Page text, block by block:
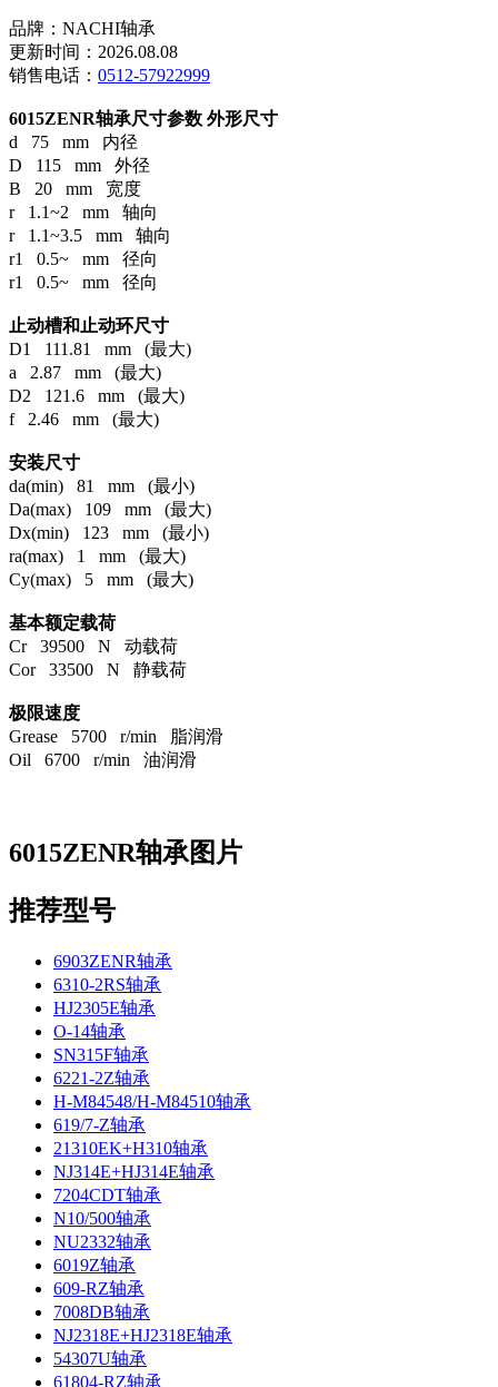
品牌：NACHI轴承
更新时间：2026.08.08
销售电话： 0512-57922999
6015ZENR轴承尺寸参数 外形尺寸
d 75 mm 内径
D 115 mm 外径
B 20 mm 宽度
r 1.1~2 mm 轴向
r 1.1~3.5 mm 轴向
r1 0.5~ mm 径向
r1 0.5~ mm 径向
止动槽和止动环尺寸
D1 111.81 mm (最大)
a 2.87 mm (最大)
D2 121.6 mm (最大)
f 2.46 mm (最大)
安装尺寸
da(min) 81 mm (最小)
Da(max) 109 mm (最大)
Dx(min) 123 mm (最小)
ra(max) 1 mm (最大)
Cy(max) 5 mm (最大)
基本额定载荷
Cr 39500 N 动载荷
Cor 33500 N 静载荷
极限速度
Grease 5700 r/min 脂润滑
Oil 6700 r/min 油润滑
6015ZENR轴承图片
推荐型号
6903ZENR轴承
6310-2RS轴承
HJ2305E轴承
O-14轴承
SN315F轴承
6221-2Z轴承
H-M84548/H-M84510轴承
619/7-Z轴承
21310EK+H310轴承
NJ314E+HJ314E轴承
7204CDT轴承
N10/500轴承
NU2332轴承
6019Z轴承
609-RZ轴承
7008DB轴承
NJ2318E+HJ2318E轴承
54307U轴承
61804-RZ轴承